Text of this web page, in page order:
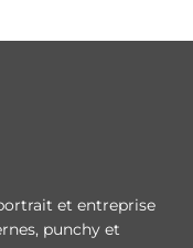
et entreprise
punchy et